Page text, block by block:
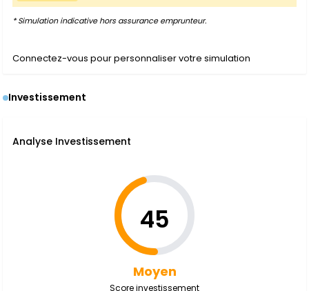
* Simulation indicative hors assurance emprunteur.
Connectez-vous pour personnaliser votre simulation
Investissement
Analyse Investissement
45
Moyen
Score investissement